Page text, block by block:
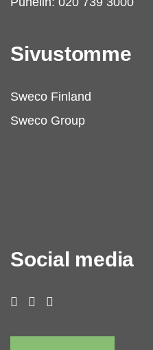
Sivustomme
Sweco Finland
Sweco Group
Social media